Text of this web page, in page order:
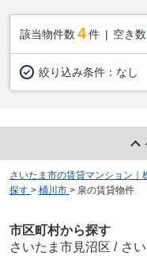
該当物件数 4件 空き数
絞り込み条件： なし
さいたま市の賃貸マンション
探す > 桶川市 > 泉の賃貸物件
市区町村から探す
さいたま市見沼区 / さ